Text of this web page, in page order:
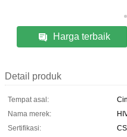
Harga terbaik
Detail produk
Tempat asal:
Nama merek:
Sertifikasi: